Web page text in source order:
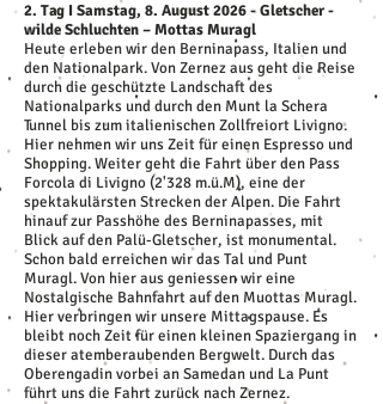
2. Tag I Samstag, 8. August 2026 - Gletscher -
wilde Schluchten – Mottas Muragl
Heute erleben wir den Berninapass, Italien und
den Nationalpark. Von Zernez aus geht die Reise
durch die geschützte Landschaft des
Nationalparks und durch den Munt la Schera
Tunnel bis zum italienischen Zollfreiort Livigno.
Hier nehmen wir uns Zeit für einen Espresso und
Shopping. Weiter geht die Fahrt über den Pass
Forcola di Livigno (2'328 m.ü.M), eine der
spektakulärsten Strecken der Alpen. Die Fahrt
hinauf zur Passhöhe des Berninapasses, mit
Blick auf den Palü-Gletscher, ist monumental.
Schon bald erreichen wir das Tal und Punt
Muragl. Von hier aus geniessen wir eine
Nostalgische Bahnfahrt auf den Muottas Muragl.
Hier verbringen wir unsere Mittagspause. Es
bleibt noch Zeit für einen kleinen Spaziergang in
dieser atemberaubenden Bergwelt. Durch das
Oberengadin vorbei an Samedan und La Punt
führt uns die Fahrt zurück nach Zernez.